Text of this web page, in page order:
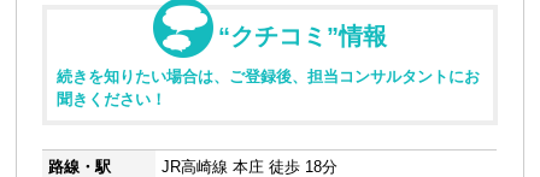
“クチコミ”情報
続きを知りたい場合は、ご登録後、担当コンサルタントにお
聞きください！
路線・駅
JR高崎線 本庄 徒歩 18分